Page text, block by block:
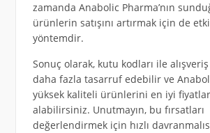
zamanda Anabolic Pharma’nın
ürünlerin satışını artırmak için de
yöntemdir.
Sonuç olarak, kutu kodları ile
daha fazla tasarruf edebilir ve
yüksek kaliteli ürünlerini en iyi
alabilirsiniz. Unutmayın, bu fırsatları
değerlendirmek için hızlı